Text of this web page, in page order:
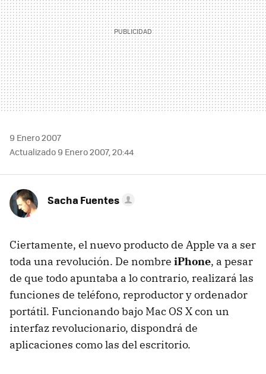
9 Enero 2007
Actualizado 9 Enero 2007, 20:44
Sacha Fuentes
Ciertamente, el nuevo producto de Apple va a ser
toda una revolución. De nombre iPhone, a pesar
de que todo apuntaba a lo contrario, realizará las
funciones de teléfono, reproductor y ordenador
portátil. Funcionando bajo Mac OS X con un
interfaz revolucionario, dispondrá de
aplicaciones como las del escritorio.